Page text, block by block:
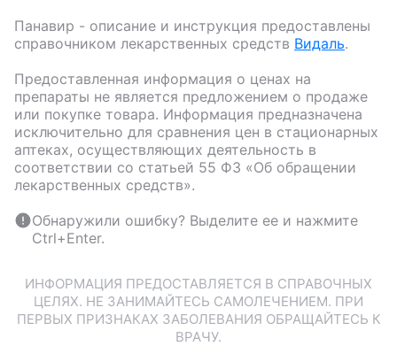
Панавир - описание и инструкция предоставлены
справочником лекарственных средств Видаль.
Предоставленная информация о ценах на
препараты не является предложением о продаже
или покупке товара. Информация предназначена
исключительно для сравнения цен в стационарных
аптеках, осуществляющих деятельность в
соответствии со статьей 55 ФЗ «Об обращении
лекарственных средств».
Обнаружили ошибку? Выделите ее и нажмите
Ctrl+Enter.
ИНФОРМАЦИЯ ПРЕДОСТАВЛЯЕТСЯ В СПРАВОЧНЫХ
ЦЕЛЯХ. НЕ ЗАНИМАЙТЕСЬ САМОЛЕЧЕНИЕМ. ПРИ
ПЕРВЫХ ПРИЗНАКАХ ЗАБОЛЕВАНИЯ ОБРАЩАЙТЕСЬ К
ВРАЧУ.